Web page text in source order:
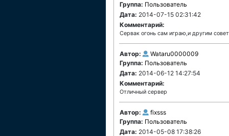
Группа: Пользователь
Дата: 2014-07-15 02:31:42
Комментарий:
Сервак огонь сам играю,и другим
Автор:
Wataru0000009
Группа: Пользователь
Дата: 2014-06-12 14:27:54
Комментарий:
Отличный сервер
Автор:
fixsss
Группа: Пользователь
Дата: 2014-05-08 17:38:26